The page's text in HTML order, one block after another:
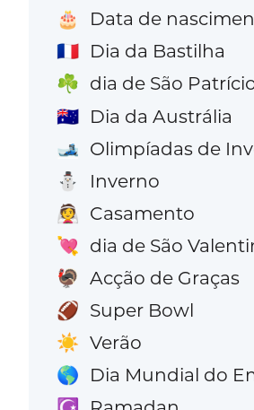
🎂 Data de
🇫🇷 Dia da Bastilha
☘️ dia de São
🇦🇺 Dia da Austrália
🎿 Olimpíadas de
⛄ Inverno
👰 Casamento
💘 dia de São
🦃 Acção de Graças
🏈 Super Bowl
☀️ Verão
🌎 Dia Mundial do